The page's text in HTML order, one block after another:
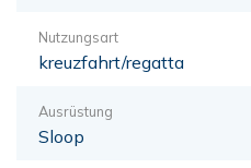
Nutzungsart
kreuzfahrt/regatta
Ausrüstung
Sloop